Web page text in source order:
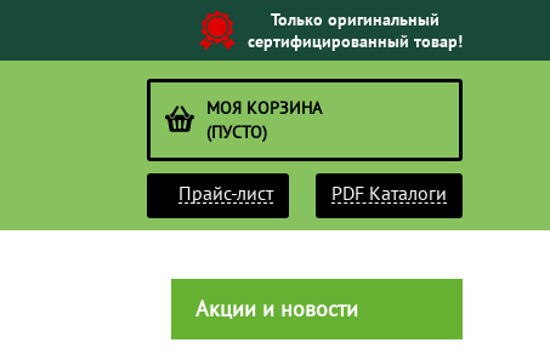
Только оригинальный
сертифицированный товар!
МОЯ КОРЗИНА
(ПУСТО)
Прайс-лист PDF Каталоги
Акции и новости